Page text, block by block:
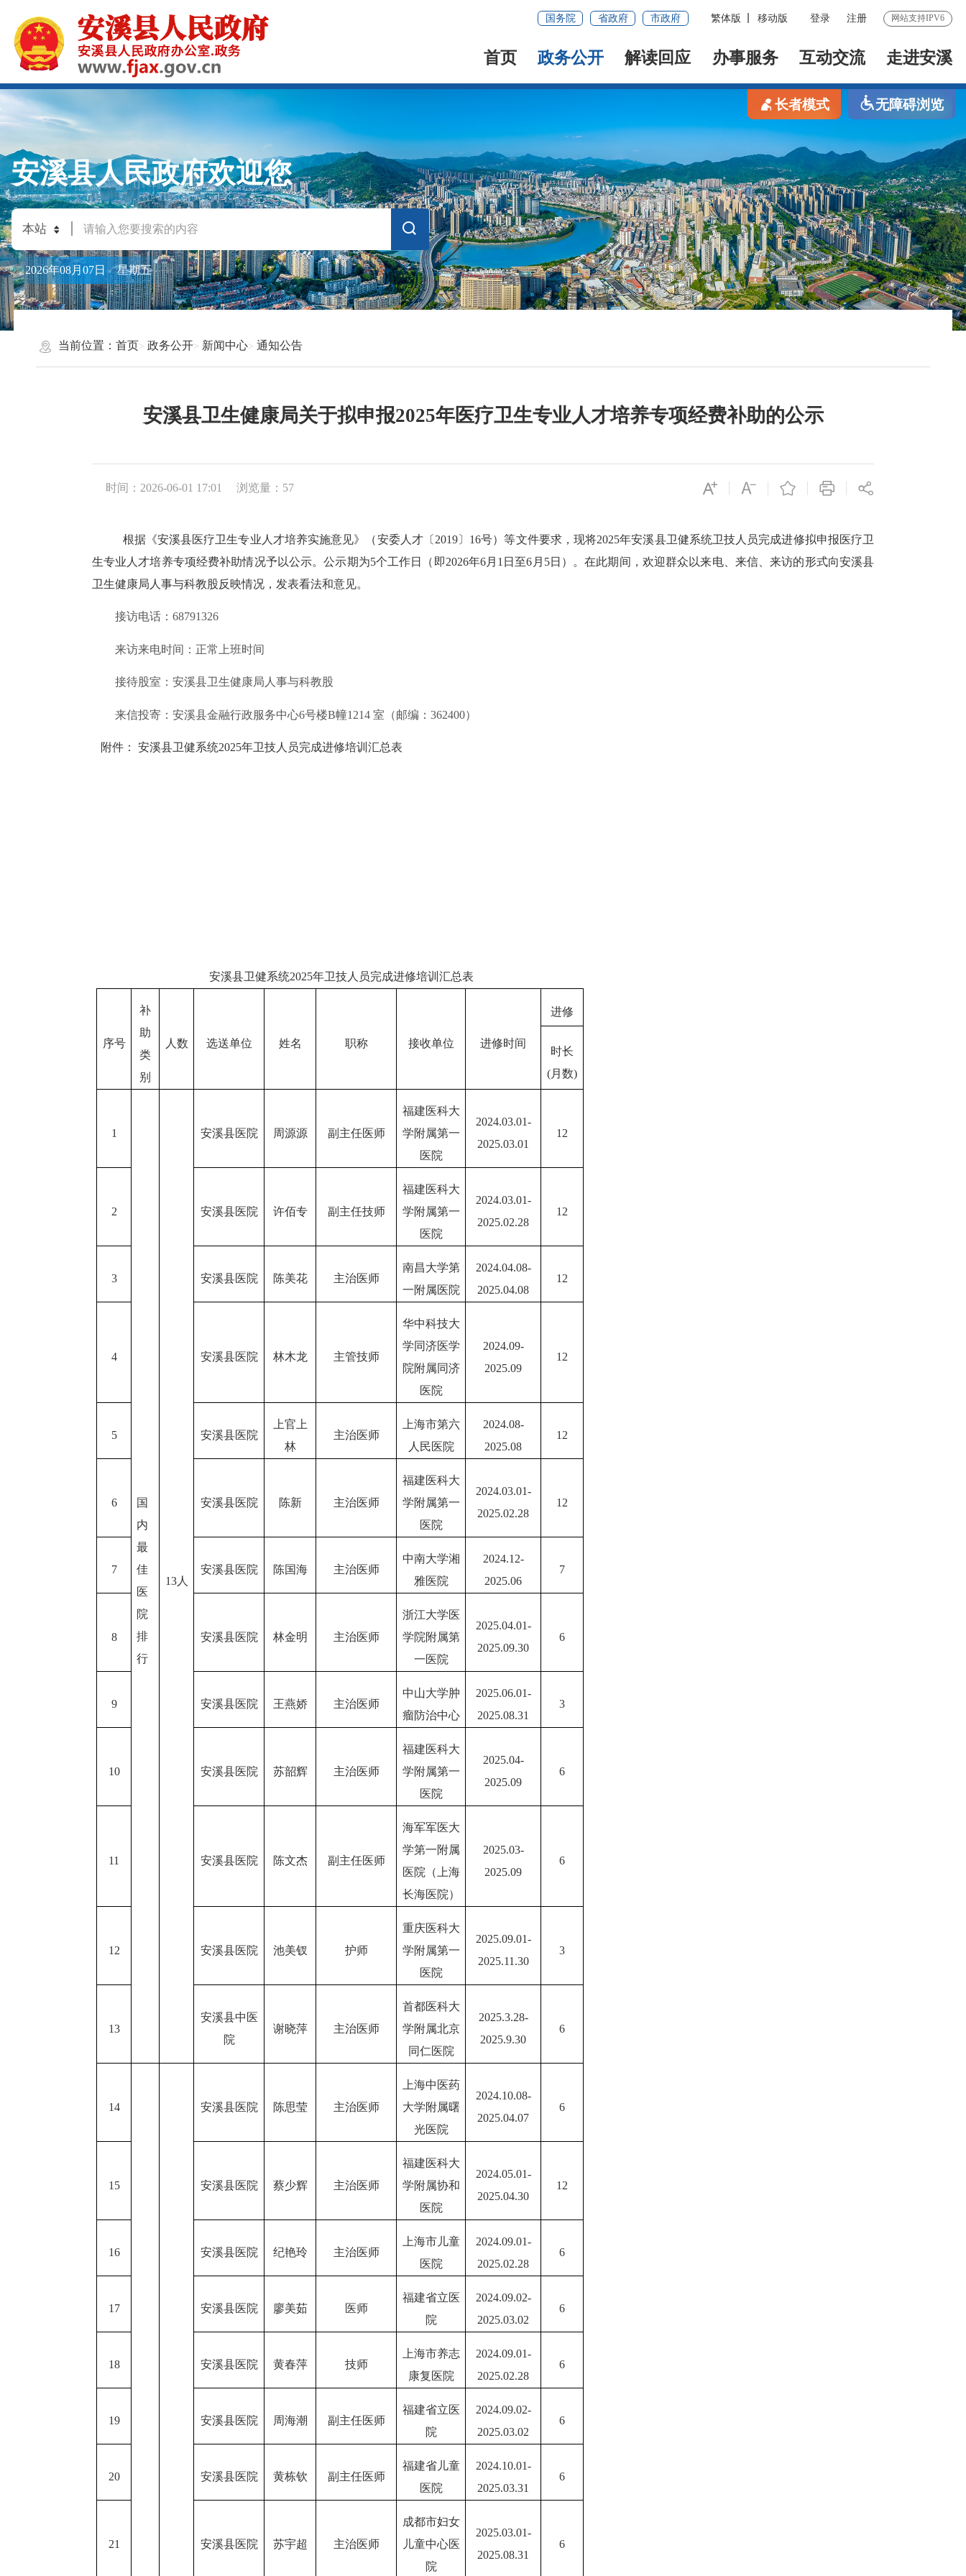
国务院 省政府 市政府 繁体版 移动版 登录 注册 网站支持IPV6
首页 政务公开 解读回应 办事服务 互动交流 走进安溪
长者模式 无障碍浏览
安溪县人民政府欢迎您
2026年08月07日 星期五
当前位置： 首页 政务公开 新闻中心 通知公告
安溪县卫生健康局关于拟申报2025年医疗卫生专业人才培养专项经费补助的公示
时间：2026-06-01 17:01 浏览量： 57
根据《安溪县医疗卫生专业人才培养实施意见》（安委人才〔 2019〕16号）等文件要求，现将2025年安溪县卫健系统卫技人员完成进修拟申报医疗卫
生专业人才培养专项经费补助情况予以公示。公示期为5个工作日（即2026年6月1日至6月5日）。在此期间，欢迎群众以来电、来信、来访的形式向安溪县
卫生健康局人事与科教股反映情况，发表看法和意见。
接访电话： 68791326
来访来电时间：正常上班时间
接待股室：安溪县卫生健康局人事与科教股
来信投寄：安溪县金融行政服务中心6号楼B幢1214 室（邮编： 362400）
附件： 安溪县卫健系统2025年卫技人员完成进修培训汇总表
安溪县卫健系统2025年卫技人员完成进修培训汇总表
序号
补
助
类
别
人数 选送单位 姓名 职称 接收单位 进修时间
进修
时长
(月数)
1
国
内
最
佳
医
院
排
行
13人
安溪县医院 周源源 副主任医师
福建医科大
学附属第一
医院
2024.03.01-
2025.03.01
12
2 安溪县医院 许佰专 副主任技师
福建医科大
学附属第一
医院
2024.03.01-
2025.02.28
12
3 安溪县医院 陈美花 主治医师
南昌大学第
一附属医院
2024.04.08-
2025.04.08
12
4 安溪县医院 林木龙 主管技师
华中科技大
学同济医学
院附属同济
医院
2024.09-
2025.09
12
5 安溪县医院
上官上
林
主治医师
上海市第六
人民医院
2024.08-
2025.08
12
6 安溪县医院 陈新 主治医师
福建医科大
学附属第一
医院
2024.03.01-
2025.02.28
12
7 安溪县医院 陈国海 主治医师
中南大学湘
雅医院
2024.12-
2025.06
7
8 安溪县医院 林金明 主治医师
浙江大学医
学院附属第
一医院
2025.04.01-
2025.09.30
6
9 安溪县医院 王燕娇 主治医师
中山大学肿
瘤防治中心
2025.06.01-
2025.08.31
3
10 安溪县医院 苏韶辉 主治医师
福建医科大
学附属第一
医院
2025.04-
2025.09
6
11 安溪县医院 陈文杰 副主任医师
海军军医大
学第一附属
医院（上海
长海医院）
2025.03-
2025.09
6
12 安溪县医院 池美钗 护师
重庆医科大
学附属第一
医院
2025.09.01-
2025.11.30
3
13
安溪县中医
院
谢晓萍 主治医师
首都医科大
学附属北京
同仁医院
2025.3.28-
2025.9.30
6
14 安溪县医院 陈思莹 主治医师
上海中医药
大学附属曙
光医院
2024.10.08-
2025.04.07
6
15 安溪县医院 蔡少辉 主治医师
福建医科大
学附属协和
医院
2024.05.01-
2025.04.30
12
16 安溪县医院 纪艳玲 主治医师
上海市儿童
医院
2024.09.01-
2025.02.28
6
17 安溪县医院 廖美茹 医师
福建省立医
院
2024.09.02-
2025.03.02
6
18 安溪县医院 黄春萍 技师
上海市养志
康复医院
2024.09.01-
2025.02.28
6
19 安溪县医院 周海潮 副主任医师
福建省立医
院
2024.09.02-
2025.03.02
6
20 安溪县医院 黄栋钦 副主任医师
福建省儿童
医院
2024.10.01-
2025.03.31
6
21 安溪县医院 苏宇超 主治医师
成都市妇女
儿童中心医
院
2025.03.01-
2025.08.31
6